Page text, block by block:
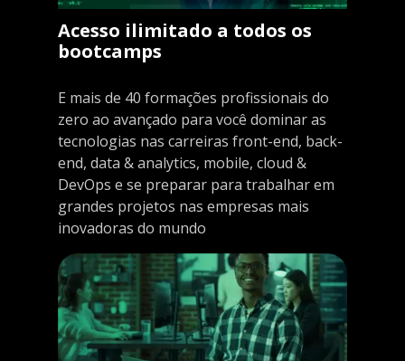
Acesso ilimitado a todos os
bootcamps
E mais de 40 formações profissionais do
zero ao avançado para você dominar as
tecnologias nas carreiras front-end, back-
end, data & analytics, mobile, cloud &
DevOps e se preparar para trabalhar em
grandes projetos nas empresas mais
inovadoras do mundo